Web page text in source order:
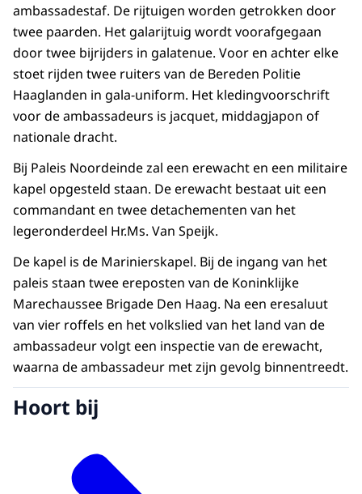
ambassadestaf. De rijtuigen worden getrokken door
twee paarden. Het galarijtuig wordt voorafgegaan
door twee bijrijders in galatenue. Voor en achter elke
stoet rijden twee ruiters van de Bereden Politie
Haaglanden in gala-uniform. Het kledingvoorschrift
voor de ambassadeurs is jacquet, middagjapon of
nationale dracht.
Bij Paleis Noordeinde zal een erewacht en een militaire
kapel opgesteld staan. De erewacht bestaat uit een
commandant en twee detachementen van het
legeronderdeel Hr.Ms. Van Speijk.
De kapel is de Marinierskapel. Bij de ingang van het
paleis staan twee ereposten van de Koninklijke
Marechaussee Brigade Den Haag. Na een eresaluut
van vier roffels en het volkslied van het land van de
ambassadeur volgt een inspectie van de erewacht,
waarna de ambassadeur met zijn gevolg binnentreedt.
Hoort bij